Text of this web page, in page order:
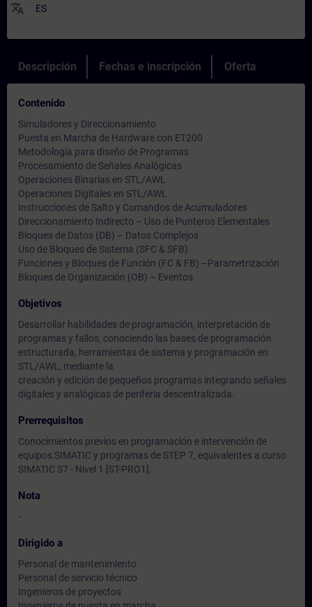
translate ES
Descripción Fechas e inscripción Oferta
Contenido
Simuladores y Direccionamiento
Puesta en Marcha de Hardware con ET200
Metodología para diseño de Programas
Procesamiento de Señales Analógicas
Operaciones Binarias en STL/AWL
Operaciones Digitales en STL/AWL
Instrucciones de Salto y Comandos de Acumuladores
Direccionamiento Indirecto – Uso de Punteros Elementales
Bloques de Datos (DB) – Datos Complejos
Uso de Bloques de Sistema (SFC & SFB)
Funciones y Bloques de Función (FC & FB) –Parametrización
Bloques de Organización (OB) – Eventos
Objetivos
Desarrollar habilidades de programación, interpretación de
programas y fallos, conociendo las bases de programación
estructurada, herramientas de sistema y programación en
STL/AWL, mediante la
creación y edición de pequeños programas integrando señales
digitales y analógicas de periferia descentralizada.
Prerrequisitos
Conocimientos previos en programación e intervención de
equipos SIMATIC y programas de STEP 7, equivalentes a curso
SIMATIC S7 - Nivel 1 [ST-PRO1].
Nota
-
Dirigido a
Personal de mantenimiento
Personal de servicio técnico
Ingenieros de proyectos